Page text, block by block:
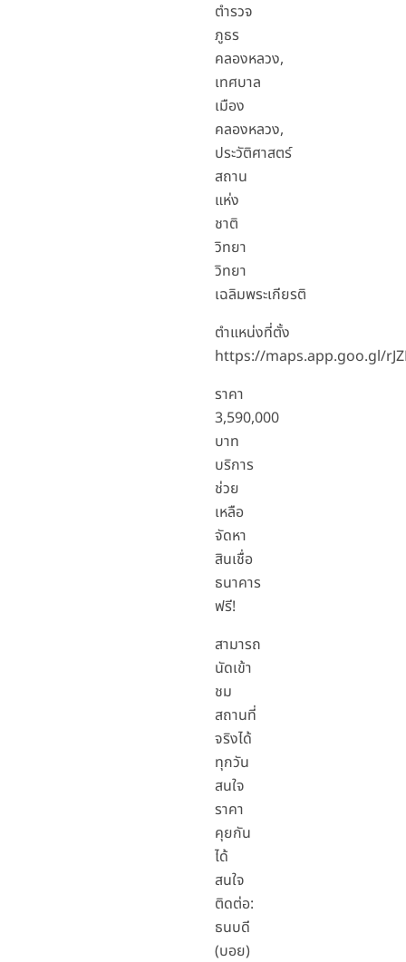
ตำรวจ
ภูธร
คลองหลวง,
เทศบาล
เมือง
คลองหลวง,
ประวัติศาสตร์
สถาน
แห่ง
ชาติ
วิทยา
วิทยา
เฉลิมพระเกียรติ
ตำแหน่งที่ตั้ง
https://maps.app.goo.gl/
ราคา
3,590,000
บาท
บริการ
ช่วย
เหลือ
จัดหา
สินเชื่อ
ธนาคาร
ฟรี!
สามารถ
นัดเข้า
ชม
สถานที่
จริงได้
ทุกวัน
สนใจ
ราคา
คุยกัน
ได้
สนใจ
ติดต่อ:
ธนบดี
(บอย)